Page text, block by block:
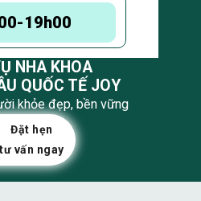
19h00
NHA KHOA
QUỐC TẾ JOY
khỏe đẹp, bền vững
Đặt hẹn
tư vấn ngay